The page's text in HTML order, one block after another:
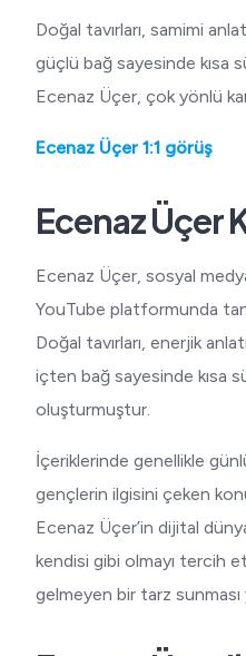
Doğal tavırları, samimi
güçlü bağ sayesinde kısa
Ecenaz Üçer, çok yönlü
Ecenaz Üçer 1:1 görüş
Ecenaz Üçer
Ecenaz Üçer, sosyal
YouTube platformunda
Doğal tavırları, enerjik
içten bağ sayesinde kısa
oluşturmuştur.
İçeriklerinde genellikle
gençlerin ilgisini çeken
Ecenaz Üçer’in dijital
kendisi gibi olmayı tercih
gelmeyen bir tarz sunması